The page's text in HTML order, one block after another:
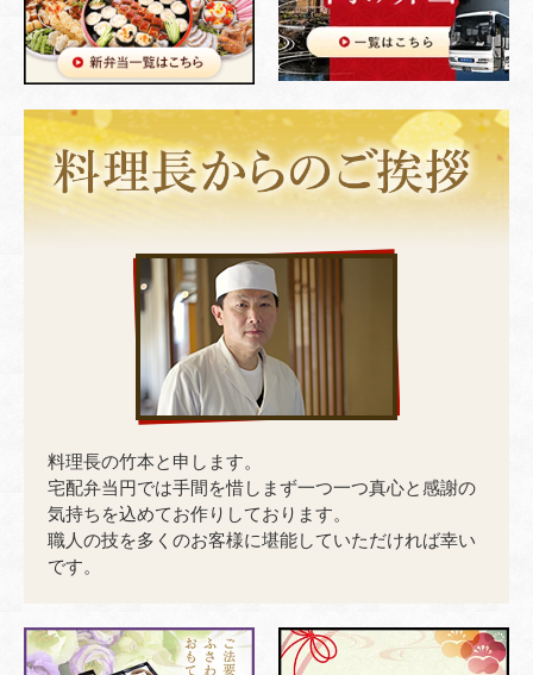
料理長の竹本と申します。
宅配弁当円では手間を惜しまず一つ一つ真心と感謝の
気持ちを込めてお作りしております。
職人の技を多くのお客様に堪能していただければ幸い
です。